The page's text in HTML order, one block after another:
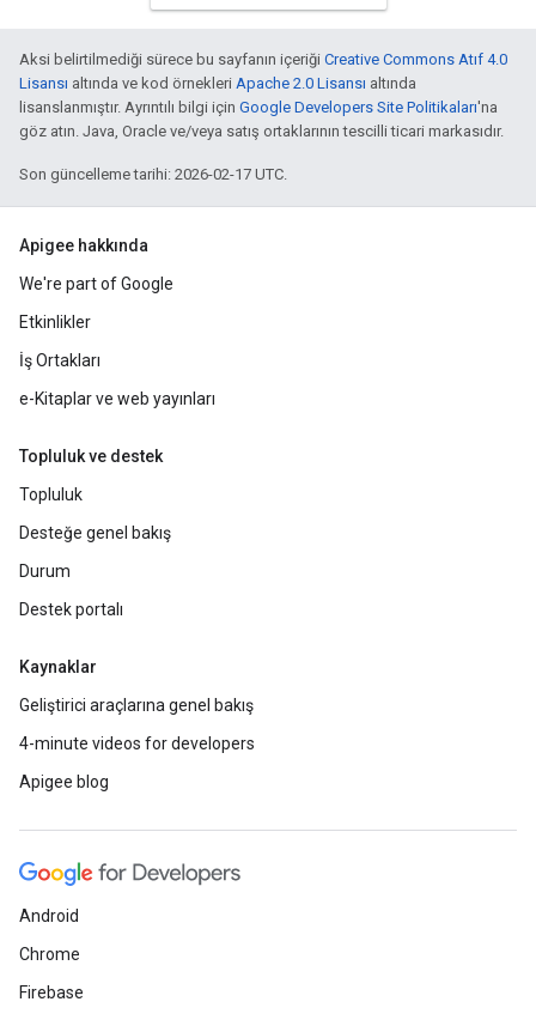
Aksi belirtilmediği sürece bu sayfanın içeriği Creative Commons Atıf 4.0
Lisansı altında ve kod örnekleri Apache 2.0 Lisansı altında
lisanslanmıştır. Ayrıntılı bilgi için Google Developers Site Politikaları'na
göz atın. Java, Oracle ve/veya satış ortaklarının tescilli ticari markasıdır.
Son güncelleme tarihi: 2026-02-17 UTC.
Apigee hakkında
We're part of Google
Etkinlikler
İş Ortakları
e-Kitaplar ve web yayınları
Topluluk ve destek
Topluluk
Desteğe genel bakış
Durum
Destek portalı
Kaynaklar
Geliştirici araçlarına genel bakış
4-minute videos for developers
Apigee blog
Android
Chrome
Firebase